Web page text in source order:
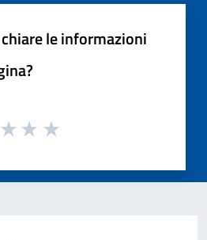
le informazioni